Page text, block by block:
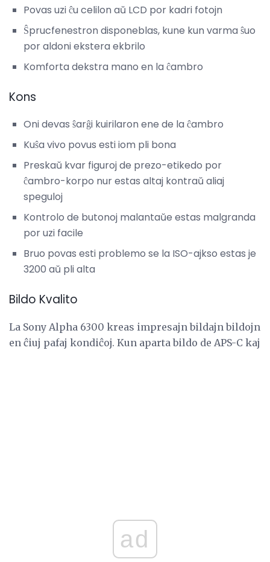
Povas uzi ĉu celilon aŭ LCD por kadri fotojn
Ŝprucfenestron disponeblas, kune kun varma ŝuo
por aldoni ekstera ekbrilo
Komforta dekstra mano en la ĉambro
Kons
Oni devas ŝarĝi kuirilaron ene de la ĉambro
Kuŝa vivo povus esti iom pli bona
Preskaŭ kvar figuroj de prezo-etikedo por
ĉambro-korpo nur estas altaj kontraŭ aliaj
speguloj
Kontrolo de butonoj malantaŭe estas malgranda
por uzi facile
Bruo povas esti problemo se la ISO-ajkso estas je
3200 aŭ pli alta
Bildo Kvalito
La Sony Alpha 6300 kreas impresajn bildajn bildojn
en ĉiuj pafaj kondiĉoj. Kun aparta bildo de APS-C kaj
ad